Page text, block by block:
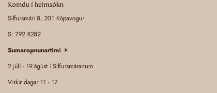
Komdu í heimsókn
Silfursmári 8, 201 Kópavogur
S: 792 8282
Sumaropnunartími ☀
2.júlí - 19.ágúst í Silfursmáranum
Virkir dagar 11 - 17